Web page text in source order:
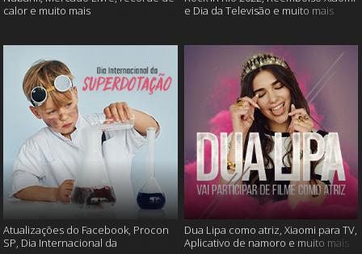
calor e muito mais
e Dia da Televisão e muito mais
Atualizações do Facebook, Procon
SP, Dia Internacional da
Dua Lipa como atriz, Xiaomi para TV,
Aplicativo de namoro e muito mais